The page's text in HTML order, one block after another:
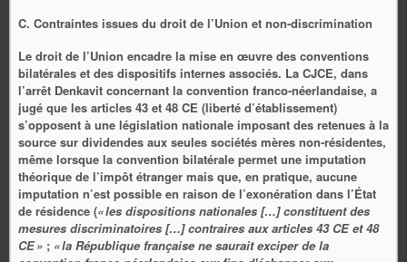
C. Contraintes issues du droit de l’Union et non‑discrimination
Le droit de l’Union encadre la mise en œuvre des conventions
bilatérales et des dispositifs internes associés. La CJCE, dans
l’arrêt Denkavit concernant la convention franco‑néerlandaise, a
jugé que les articles 43 et 48 CE (liberté d’établissement)
s’opposent à une législation nationale imposant des retenues à la
source sur dividendes aux seules sociétés mères non‑résidentes,
même lorsque la convention bilatérale permet une imputation
théorique de l’impôt étranger mais que, en pratique, aucune
imputation n’est possible en raison de l’exonération dans l’État
de résidence (« les dispositions nationales […] constituent des
mesures discriminatoires […] contraires aux articles 43 CE et 48
CE » ; « la République française ne saurait exciper de la